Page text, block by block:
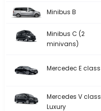
Minibus B
Minibus C (2
minivans)
Mercedec E class
Mercedes V class
Luxury